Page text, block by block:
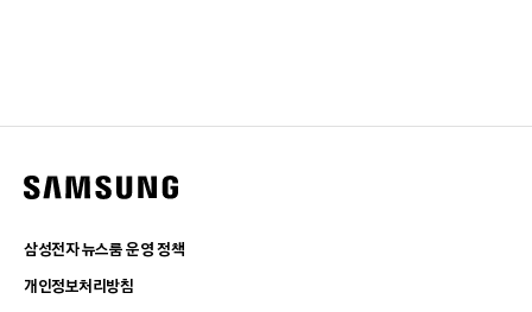
삼성전자 뉴스룸 운영 정책
개인정보처리방침